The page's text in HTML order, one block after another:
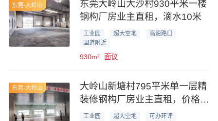
东莞-大岭山
东莞大岭山大沙村930平米一楼
钢构厂房业主直租，滴水10米
工业园 超大空地
高速路口
国道附近
930m² 面议
东莞-大岭山
大岭山新塘村795平米单一层精
装修钢构厂房业主直租，价格优
惠
工业园 超大空地
可办环评